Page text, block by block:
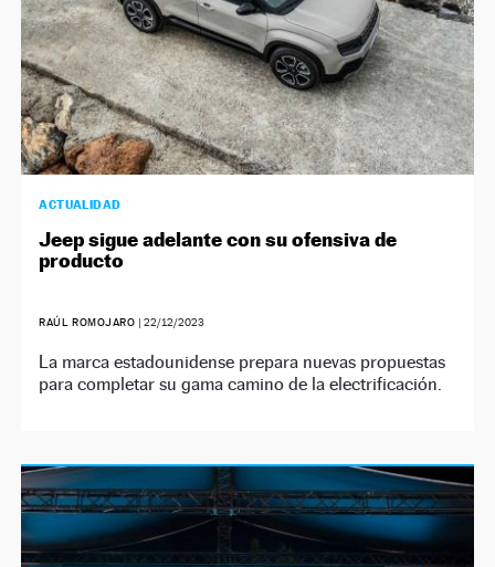
ACTUALIDAD
Jeep sigue adelante con su ofensiva de
producto
RAÚL ROMOJARO | 22/12/2023
La marca estadounidense prepara nuevas propuestas
para completar su gama camino de la electrificación.